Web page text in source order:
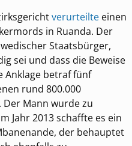
verurteilteeinen
in Ruanda. Der
Staatsbürger,
sei und dass die Beweise
Anklage betraf fünf
rund 800.000
Mann wurde zu
Jahr 2013 schaffte es ein
der behauptet